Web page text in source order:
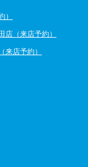
）
店（来店予約）
来店予約）